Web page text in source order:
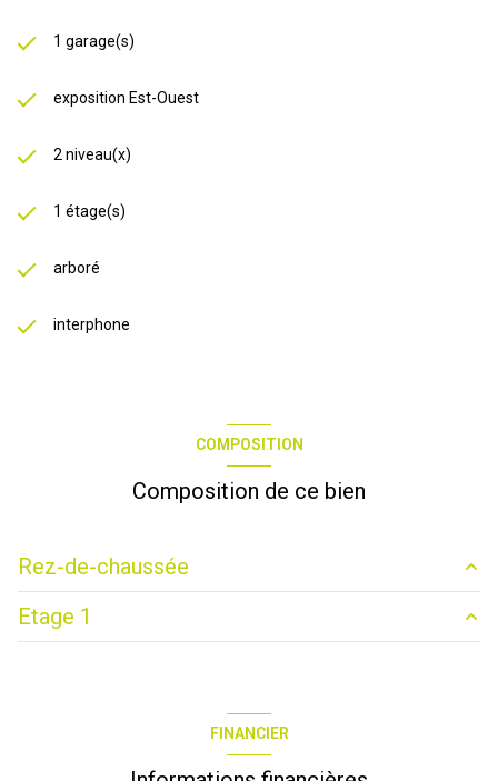
1 garage(s)
exposition Est-Ouest
2 niveau(x)
1 étage(s)
arboré
interphone
COMPOSITION
Composition de ce bien
Rez-de-chaussée
garage
Etage 1
FINANCIER